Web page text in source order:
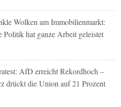
Wolken am Immobilienmarkt:
Politik hat ganze Arbeit geleistet
AfD erreicht Rekordhoch –
drückt die Union auf 21 Prozent